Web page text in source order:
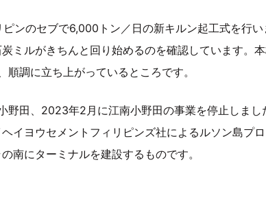
ンのセブで6,000トン／日の新キルン起工式を行い
ミルがきちんと回り始めるのを確認しています。
調に立ち上がっているところです。
野田、2023年2月に江南小野田の事業を停止しま
イヨウセメントフィリピンズ社によるルソン島プ
南にターミナルを建設するものです。